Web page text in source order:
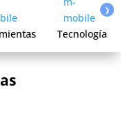
Tecnología
❯